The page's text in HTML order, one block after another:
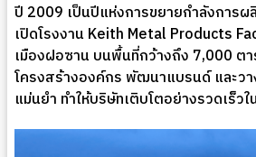
ปี 2009 เป็นปีแห่งการขยายกำลังการ
เปิดโรงงาน Keith Metal Products
เมืองฝอซาน บนพื้นที่กว้างถึง 7,000 ต
โครงสร้างองค์กร พัฒนาแบรนด์ และว
แม่นยำ ทำให้บริษัทเติบโตอย่างรวดเร็ว